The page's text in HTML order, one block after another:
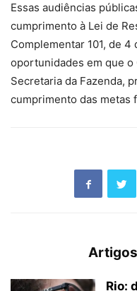
Essas audiências
cumprimento à Lei de
Complementar 101, de 4
oportunidades em que o
Secretaria da Fazenda,
cumprimento das metas
Rio: